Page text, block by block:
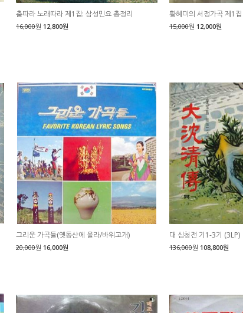
춤따라 노래따라 제1집: 삼성민요 총정리
16,000원 12,800원
황혜미의 서정가곡 제1집
15,000원 12,000원
그리운 가곡들(옛동산에 올라/바위고개)
20,000원 16,000원
대 심청전 기1-3기 (3LP)
136,000원 108,800원